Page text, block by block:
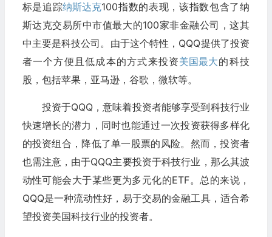
标是追踪纳斯达克100指数的表现，该指数包含了纳
斯达克交易所中市值最大的100家非金融公司，这其
中主要是科技公司。由于这个特性，QQQ提供了投资
者一个方便且低成本的方式来投资美国最大的科技
股，包括苹果，亚马逊，谷歌，微软等。
投资于QQQ，意味着投资者能够享受到科技行业
快速增长的潜力，同时也能通过一次投资获得多样化
的投资组合，降低了单一股票的风险。然而，投资者
也需注意，由于QQQ主要投资于科技行业，那么其波
动性可能会大于某些更为多元化的ETF。总的来说，
QQQ是一种流动性好，易于交易的金融工具，适合希
望投资美国科技行业的投资者。